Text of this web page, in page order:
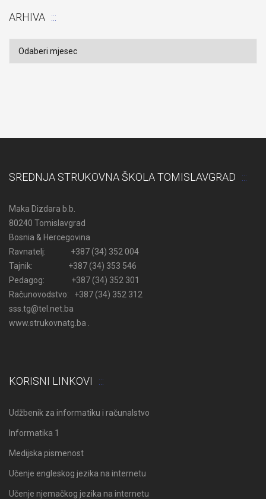
ARHIVA
SREDNJA STRUKOVNA ŠKOLA TOMISLAVGRAD
Maka Dizdara b.b.
80240 Tomislavgrad
Bosnia & Hercegovina
Ravnatelj: +387 (34) 352 004
Tajnik: +387 (34) 353 546
Pedagog: +387 (34) 352 301
Računovodstvo: +387 (34) 352 312
sss.tg@tel.net.ba
www.strukovnatg.ba .
KORISNI LINKOVI
Udžbenik za informatiku i računalstvo
Informatika 1
Medijska pismenost
Učenje engleskog jezika na internetu
Učenje njemačkog jezika na internetu